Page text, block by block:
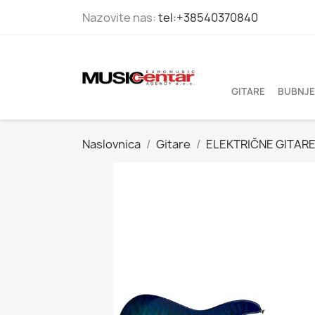
Nazovite nas:tel:+38540370840
GITARE
Naslovnica Gitare ELEKTRIČNE GITARE